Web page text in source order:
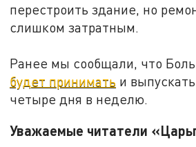
перестроить здание, но
слишком затратным.
Ранее мы сообщали, что
будет принимать и
четыре дня в неделю.
Уважаемые читатели